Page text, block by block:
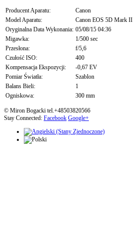
Producent Aparatu:
Canon
Model Aparatu:
Canon EOS 5D Mark II
Oryginalna Data Wykonania: 05/08/15 04:36
Migawka:
1/500 sec
Przesłona:
f/5,6
Czułość ISO:
400
Kompensacja Ekspozycji:
-0,67 EV
Pomiar Światła:
Szablon
Balans Bieli:
1
Ogniskowa:
300 mm
© Miron Bogacki tel.+48503820566
Stay Connected: Facebook Google+